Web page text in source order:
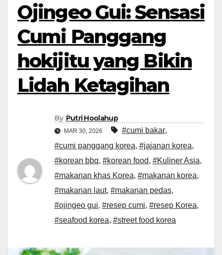
Ojingeo Gui: Sensasi
Cumi Panggang
hokijitu yang Bikin
Lidah Ketagihan
By Putri Hoolahup
MAR 30, 2026 #cumi bakar,
#cumi panggang korea, #jajanan korea,
#korean bbq, #korean food, #Kuliner Asia,
#makanan khas Korea, #makanan korea,
#makanan laut, #makanan pedas,
#ojingeo gui, #resep cumi, #resep Korea,
#seafood korea, #street food korea